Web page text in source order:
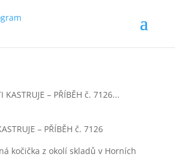
– PŘÍBĚH č. 7126
kočička z okolí skladů v Horních